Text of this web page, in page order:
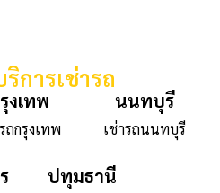
การเช่ารถ
งเทพ
ถกรุงเทพ
นนทบุรี
เช่ารถนนทบุรี
ปทุมธานี